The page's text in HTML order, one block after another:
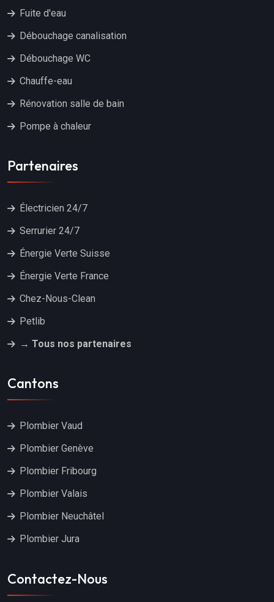
Fuite d'eau
Débouchage canalisation
Débouchage WC
Chauffe-eau
Rénovation salle de bain
Pompe à chaleur
Partenaires
Électricien 24/7
Serrurier 24/7
Énergie Verte Suisse
Énergie Verte France
Chez-Nous-Clean
Petlib
→ Tous nos partenaires
Cantons
Plombier Vaud
Plombier Genève
Plombier Fribourg
Plombier Valais
Plombier Neuchâtel
Plombier Jura
Contactez-Nous